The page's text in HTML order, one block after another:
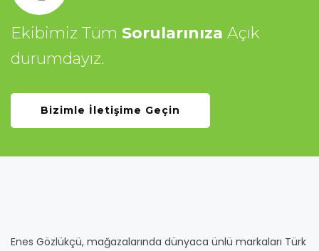
Ekibimiz Tüm Sorularınıza Açık
durumdayız.
Bizimle İletişime Geçin
Enes Gözlükçü, mağazalarında dünyaca ünlü markaları Türk